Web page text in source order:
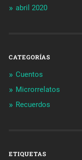
abril 2020
CATEGORÍAS
Cuentos
Microrrelatos
Recuerdos
ETIQUETAS